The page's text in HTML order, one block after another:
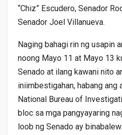
“Chiz” Escudero, Senador
Senador Joel Villanueva.
Naging bahagi rin ng usapin
noong Mayo 11 at Mayo 13
Senado at ilang kawani nito
iniimbestigahan, habang ang
National Bureau of
bloc sa mga pangyayaring
loob ng Senado ay